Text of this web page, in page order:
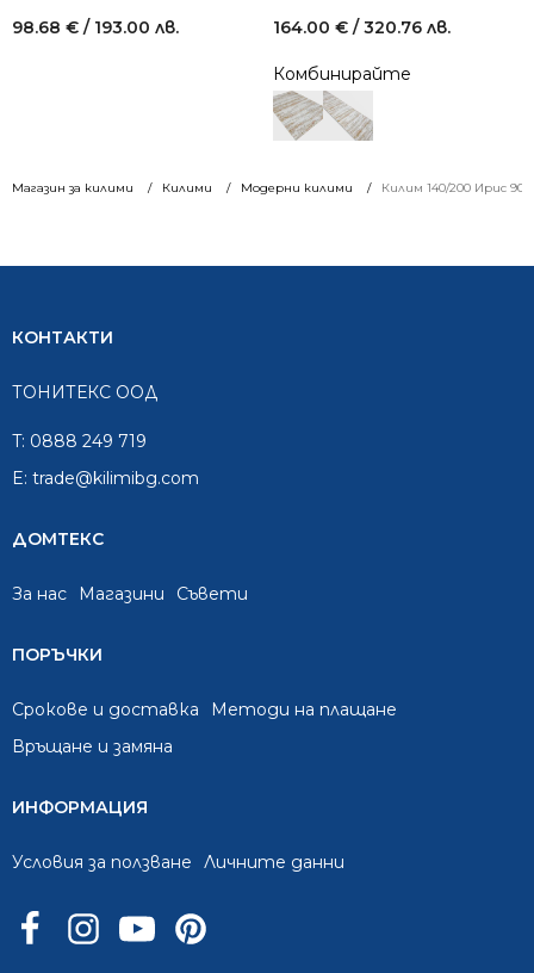
Магазин за килими Килими Модерни килими Килим 140/200 Ирис 901
98.68 € / 193.00 лв. 164.00 € / 320.76 лв.
Комбинирайте
КОНТАКТИ
ТОНИТЕКС ООД
T: 0888 249 719
E: trade@kilimibg.com
ДОМТЕКС
За нас Mагазини Съвети
ПОРЪЧКИ
Срокове и доставка
Методи на плащане
Връщане и замяна
ИНФОРМАЦИЯ
Условия за ползване Личните данни